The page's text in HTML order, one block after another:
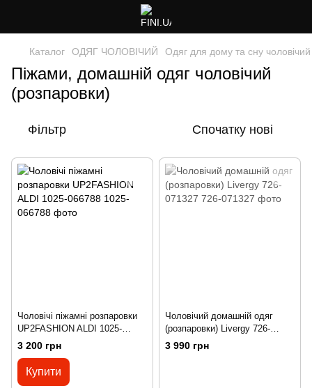
Каталог ОДЯГ ЧОЛОВІЧИЙ Одяг для дому та сну чоловічий
Піжами, домашній одяг чоловічий
(розпаровки)
Фільтр Спочатку нові
Чоловічі піжамні розпаровки
UP2FASHION ALDI 1025-
066788
3 200 грн
Купити
Чоловічий домашній одяг
(розпаровки) Livergy 726-
071327
3 990 грн